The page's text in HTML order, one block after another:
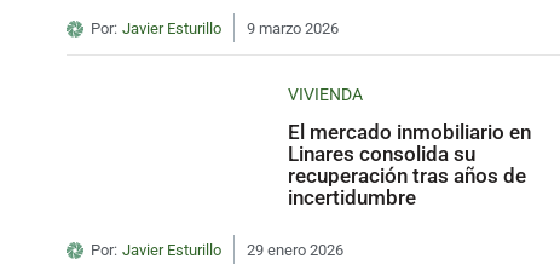
Por: Javier Esturillo 9 marzo 2026
VIVIENDA
El mercado inmobiliario en
Linares consolida su
recuperación tras años de
incertidumbre
Por: Javier Esturillo 29 enero 2026